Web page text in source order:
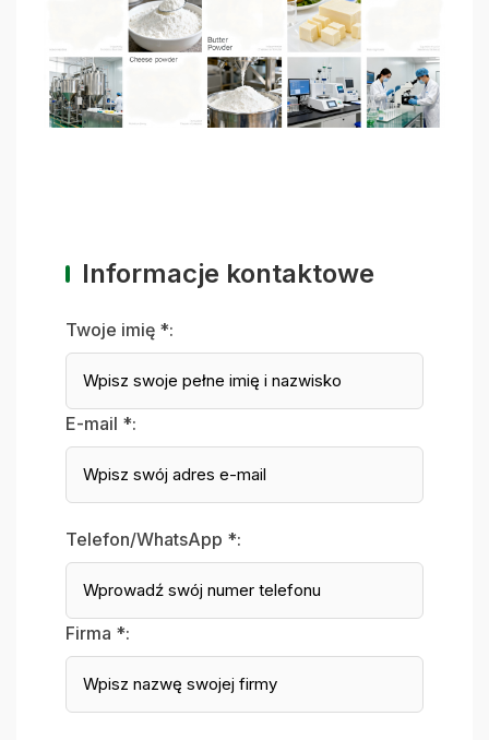
Informacje kontaktowe
Twoje imię *:
E-mail *:
Telefon/WhatsApp *:
Firma *: